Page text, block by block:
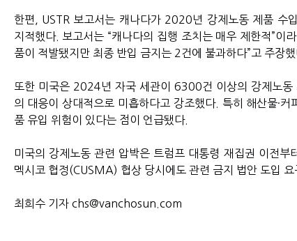
한편, USTR 보고서는 캐나다가 2020년 강제노동 제품 수
지적했다. 보고서는 “캐나다의 집행 조치는 매우 제한적”
품이 적발됐지만 최종 반입 금지는 2건에 불과하다”고 주장했
또한 미국은 2024년 자국 세관이 6300건 이상의 강제노동
의 대응이 상대적으로 미흡하다고 강조했다. 특히 해산물·커
품 유입 위험이 있다는 점이 언급됐다.
미국의 강제노동 관련 압박은 트럼프 대통령 재집권 이전부
멕시코 협정(CUSMA) 협상 당시에도 관련 금지 법안 도입 요
최희수 기자 chs@vanchosun.com